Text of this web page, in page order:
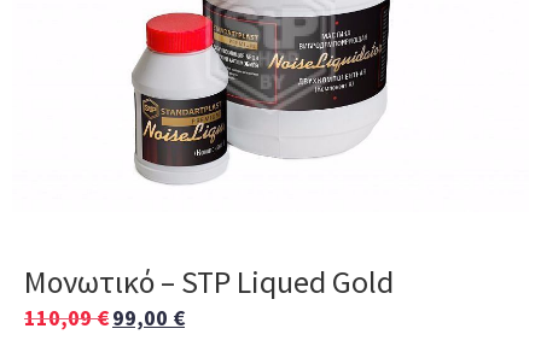
Μονωτικό – STP Liqued Gold
110,09€99,00 €